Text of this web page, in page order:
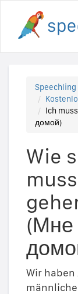
Speechling
Ich
домой)
Wie
(Мне
Wir